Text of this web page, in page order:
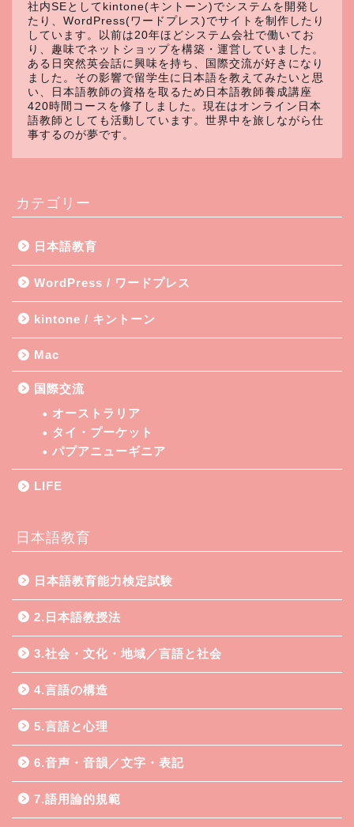
社内SEとしてkintone(キントーン)でシステムを開発し
たり、WordPress(ワードプレス)でサイトを制作したり
しています。以前は20年ほどシステム会社で働いてお
り、趣味でネットショップを構築・運営していました。
ある日突然英会話に興味を持ち、国際交流が好きになり
ました。その影響で留学生に日本語を教えてみたいと思
い、日本語教師の資格を取るため日本語教師養成講座
420時間コースを修了しました。現在はオンライン日本
語教師としても活動しています。世界中を旅しながら仕
事するのが夢です。
カテゴリー
日本語教育
WordPress / ワードプレス
kintone / キントーン
Mac
国際交流
オーストラリア
タイ・プーケット
パプアニューギニア
LIFE
日本語教育
日本語教育能力検定試験
2.日本語教授法
3.社会・文化・地域／言語と社会
4.言語の構造
5.言語と心理
6.音声・音韻／文字・表記
7.語用論的規範